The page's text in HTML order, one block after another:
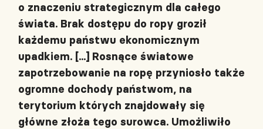
o znaczeniu strategicznym dla całego
świata. Brak dostępu do ropy groził
każdemu państwu ekonomicznym
upadkiem. [...] Rosnące światowe
zapotrzebowanie na ropę przyniosło także
ogromne dochody państwom, na
terytorium których znajdowały się
główne złoża tego surowca. Umożliwiło